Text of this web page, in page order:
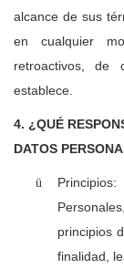
alcance de sus
en cualquier
retroactivos, de
establece.
4. ¿QUÉ
DATOS
ü
principios
finalidad,